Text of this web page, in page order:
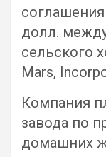
долл.
сельского
Mars,
Компания
завода по
домашних